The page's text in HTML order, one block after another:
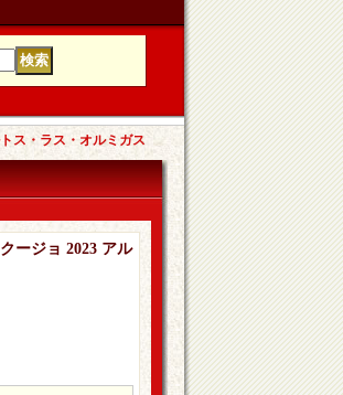
ス・ラス・オルミガス
ージョ 2023 アル